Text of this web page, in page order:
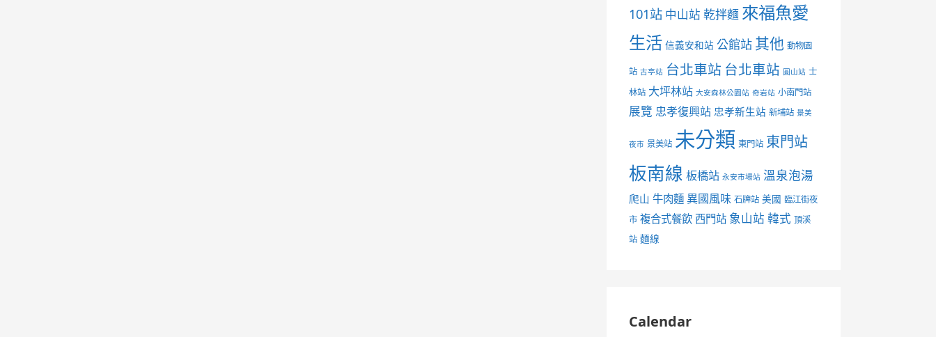
101站 中山站 乾拌麵 來福魚愛
生活 信義安和站 公館站 其他 動物園
站 古亭站 台北車站 台北車站 圓山站 士
林站 大坪林站 大安森林公園站 奇岩站 小南門站
展覽 忠孝復興站 忠孝新生站 新埔站 景美
夜市 景美站 未分類 東門站 東門站
板南線 板橋站 永安市場站 溫泉泡湯
爬山 牛肉麵 異國風味 石牌站 美國 臨江街夜
市 複合式餐飲 西門站 象山站 韓式 頂溪
站 麵線
Calendar